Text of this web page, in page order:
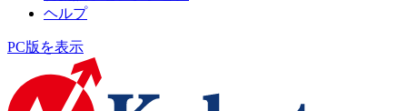
ヘルプ
PC版を表示